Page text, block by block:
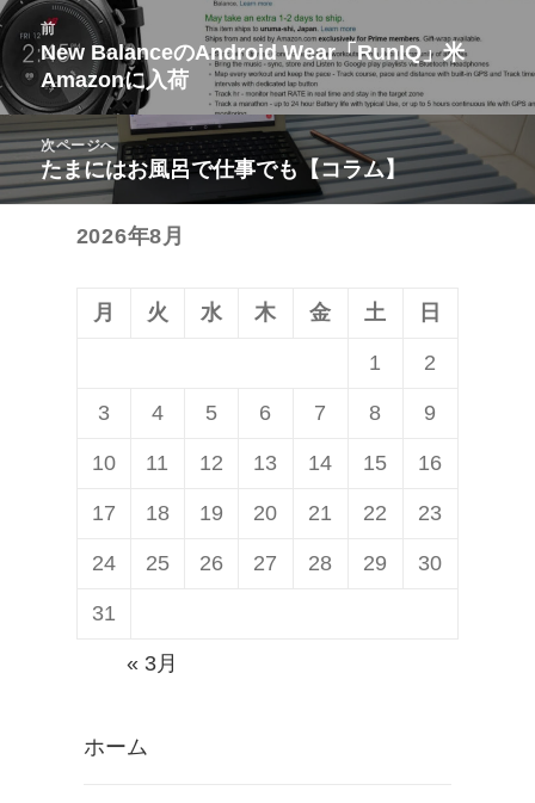
投
稿
ナ
ビ
ゲ
ー
前
前
の
投
稿:
New BalanceのAndroid Wear「RunIQ」米
Amazonに入荷
次ページへ
次
の
たまにはお風呂で仕事でも【コラム】
2026年8月
月 火 水 木 金 土 日
1 2
3 4 5 6 7 8 9
10 11 12 13 14 15 16
17 18 19 20 21 22 23
24 25 26 27 28 29 30
31
« 3月
ホーム